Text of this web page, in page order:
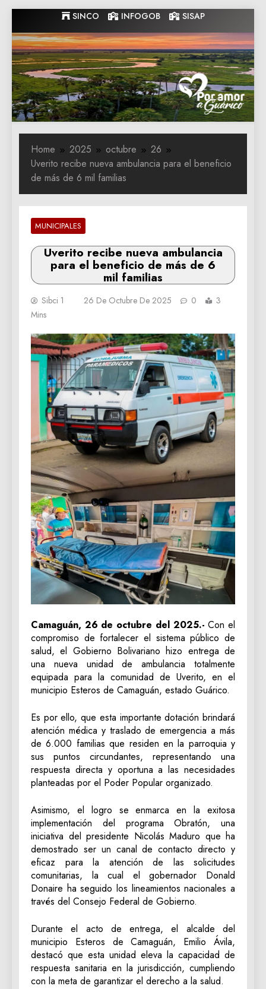
to
content
SINCO INFOGOB SISAP
Gobernacion
de Guarico
Gobernacion de Guarico
Home 2025 octubre
26
Uverito recibe nueva ambulancia para el beneficio
de más de 6 mil familias
MUNICIPALES
Uverito recibe nueva ambulancia
para el beneficio de más de 6
mil familias
Sibci 1 26 De Octubre De 2025 0
3
Mins
Camaguán, 26 de octubre del 2025.- Con el
compromiso de fortalecer el sistema público de
salud, el Gobierno Bolivariano hizo entrega de
una nueva unidad de ambulancia totalmente
equipada para la comunidad de Uverito, en el
municipio Esteros de Camaguán, estado Guárico.
Es por ello, que esta importante dotación brindará
atención médica y traslado de emergencia a más
de 6.000 familias que residen en la parroquia y
sus puntos circundantes, representando una
respuesta directa y oportuna a las necesidades
planteadas por el Poder Popular organizado.
Asimismo, el logro se enmarca en la exitosa
implementación del programa Obratón, una
iniciativa del presidente Nicolás Maduro que ha
demostrado ser un canal de contacto directo y
eficaz para la atención de las solicitudes
comunitarias, la cual el gobernador Donald
Donaire ha seguido los lineamientos nacionales a
través del Consejo Federal de Gobierno.
Durante el acto de entrega, el alcalde del
municipio Esteros de Camaguán, Emilio Ávila,
destacó que esta unidad eleva la capacidad de
respuesta sanitaria en la jurisdicción, cumpliendo
con la meta de garantizar el derecho a la salud.